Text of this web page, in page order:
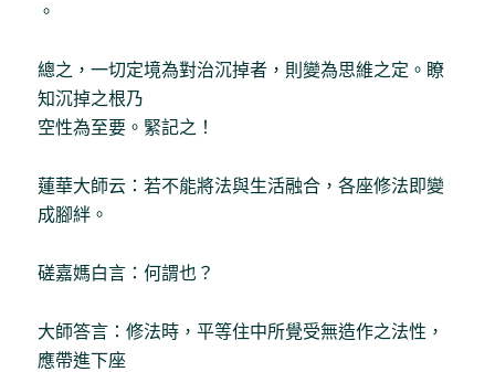
。
總之，一切定境為對治沉掉者，則變為思維之定。瞭
知沉掉之根乃
空性為至要。緊記之！
蓮華大師云：若不能將法與生活融合，各座修法即變
成腳絆。
磋嘉媽白言：何謂也？
大師答言：修法時，平等住中所覺受無造作之法性，
應帶進下座